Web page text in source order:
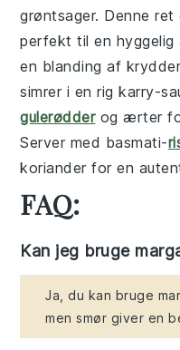
grøntsager. Denne ret
perfekt til en hyggelig
en blanding af
simrer i en rigkarry-
gulerødderogærter
Server med basmati-
koriander for en
FAQ:
Kan jeg bruge
Ja, du kan bruge
men smør giver en